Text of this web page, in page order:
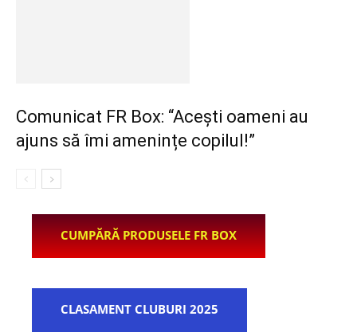
Comunicat FR Box: “Acești oameni au
ajuns să îmi amenințe copilul!”
CUMPĂRĂ PRODUSELE FR BOX
CLASAMENT CLUBURI 2025